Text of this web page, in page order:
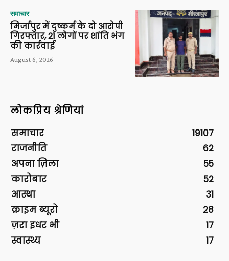
समाचार
मिर्जापुर में दुष्कर्म के दो आरोपी
गिरफ्तार, 21 लोगों पर शांति भंग
की कार्रवाई
August 6, 2026
लोकप्रिय श्रेणियां
समाचार
19107
राजनीति
62
अपना ज़िला
55
कारोबार
52
आस्था
31
क्राइम ब्यूरो
28
ज़रा इधर भी
17
स्वास्थ्य
17